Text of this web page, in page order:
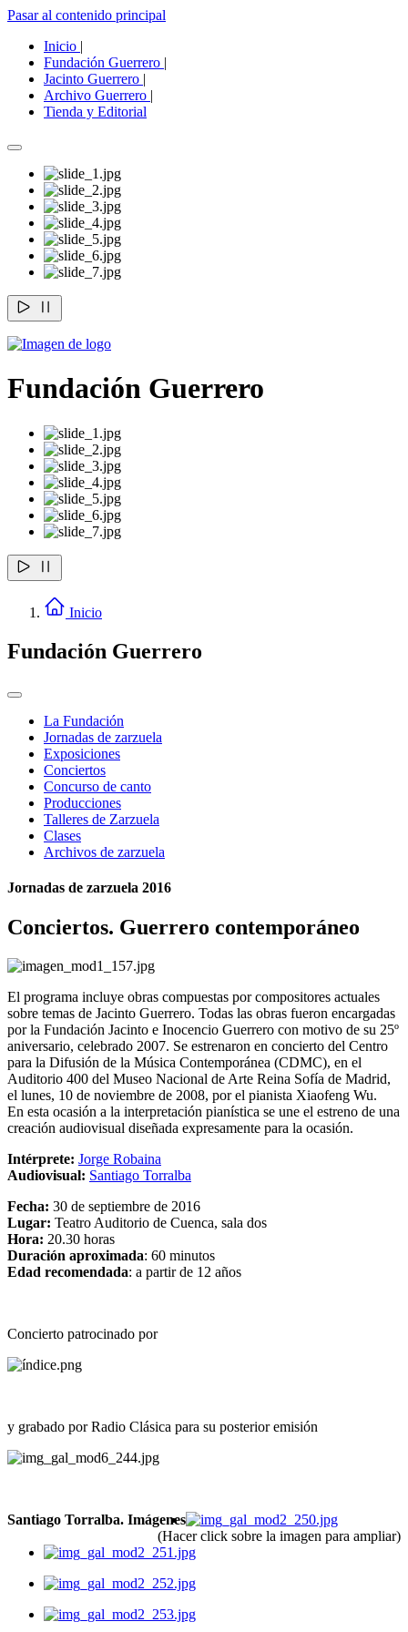
Pasar al contenido principal
Inicio |
Fundación Guerrero |
Jacinto Guerrero |
Archivo Guerrero |
Tienda y Editorial
Fundación Guerrero
Inicio
Fundación Guerrero
La Fundación
Jornadas de zarzuela
Exposiciones
Conciertos
Concurso de canto
Producciones
Talleres de Zarzuela
Clases
Archivos de zarzuela
Jornadas de zarzuela 2016
Conciertos. Guerrero contemporáneo
El programa incluye obras compuestas por compositores actuales
sobre temas de Jacinto Guerrero. Todas las obras fueron encargadas
por la Fundación Jacinto e Inocencio Guerrero con motivo de su 25º
aniversario, celebrado 2007. Se estrenaron en concierto del Centro
para la Difusión de la Música Contemporánea (CDMC), en el
Auditorio 400 del Museo Nacional de Arte Reina Sofía de Madrid,
el lunes, 10 de noviembre de 2008, por el pianista Xiaofeng Wu.
En esta ocasión a la interpretación pianística se une el estreno de una
creación audiovisual diseñada expresamente para la ocasión.
Intérprete: Jorge Robaina
Audiovisual: Santiago Torralba
Fecha: 30 de septiembre de 2016
Lugar: Teatro Auditorio de Cuenca, sala dos
Hora: 20.30 horas
Duración aproximada: 60 minutos
Edad recomendada: a partir de 12 años
Concierto patrocinado por
y grabado por Radio Clásica para su posterior emisión
Santiago Torralba. Imágenes
(Hacer click sobre la imagen para ampliar)